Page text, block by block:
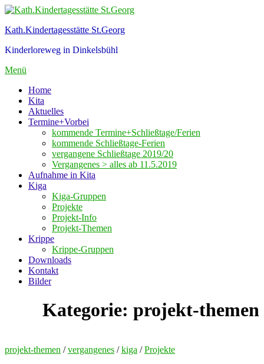
Zum
springen
Kath.Kindertagesstätte St.Georg
Kinderloreweg in Dinkelsbühl
Menü
Home
Kita
Aktuelles
Termine+Vorbei
kommende Termine+Schließtage/Ferien
kommende Schließtage-Ferien
vergangene Schließtage 2019/20
Vergangenes > alles ab 11.5.2019
Aufnahme in Kita
Kiga
Kiga-Gruppen
Projekte
Projekt-Info
Projekt-Themen
Krippe
Krippe-Gruppen
Downloads
Kontakt
Bilder
Kategorie: projekt-themen
projekt-themen /vergangenes /kiga /Projekte